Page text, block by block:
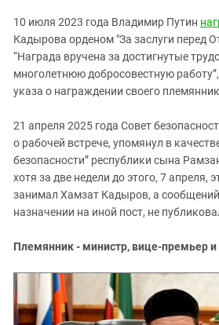
10 июля 2023 года Владимир Путин
Кадырова орденом "За заслуги перед
“Награда вручена за достигнутые
многолетнюю добросовестную
указа о награждении своего
21 апреля 2025 года Совет
о рабочей встрече, упомянул в
безопасности” республики сына
хотя за две недели до этого, 7 апреля,
занимал Хамзат Кадыров, а сообщений
назначении на иной пост, не
Племянник - министр, вице-премьер и